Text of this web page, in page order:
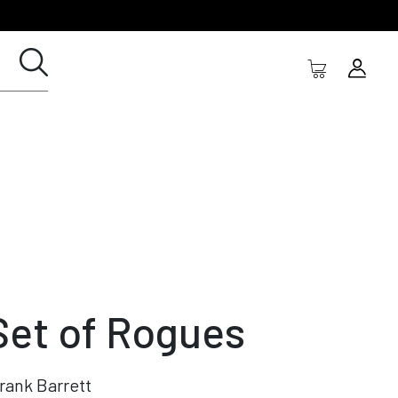
of Rogues
Barrett